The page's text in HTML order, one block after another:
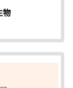
物